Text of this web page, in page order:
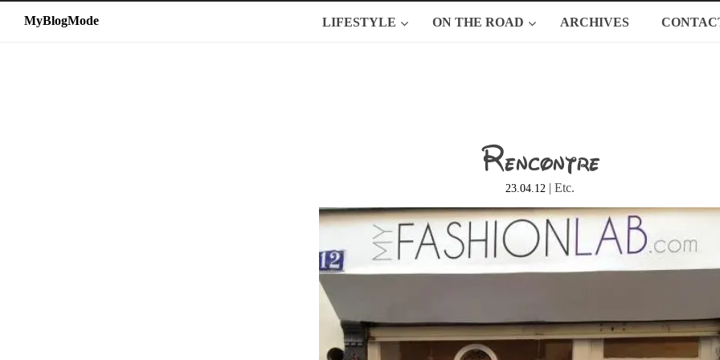
LIFESTYLE ON THE ROAD ARCHIVES
MyBlogMode
MyBlogMode
Rencontre
23.04.12 | Etc.